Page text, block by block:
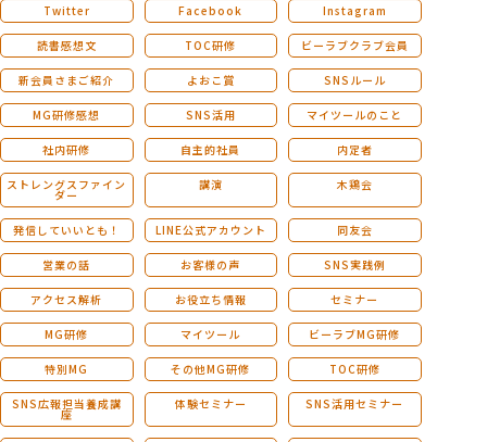
Twitter Facebook Instagram
読書感想文 TOC研修 ビーラブクラブ会員
新会員さまご紹介 よおこ賞 SNSルール
MG研修感想 SNS活用 マイツールのこと
社内研修 自主的社員 内定者
ストレングスファイン
ダー
講演 木鶏会
発信していいとも！ LINE公式アカウント 同友会
営業の話 お客様の声 SNS実践例
アクセス解析 お役立ち情報 セミナー
MG研修 マイツール ビーラブMG研修
特別MG その他MG研修 TOC研修
SNS広報担当養成講
座
体験セミナー SNS活用セミナー